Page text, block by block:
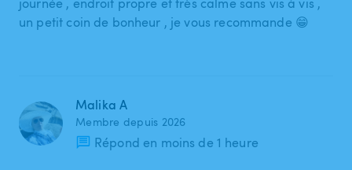
un petit coin de bonheur , je vous recommande 😁
Malika A
Membre depuis 2026
Répond en moins de 1 heure